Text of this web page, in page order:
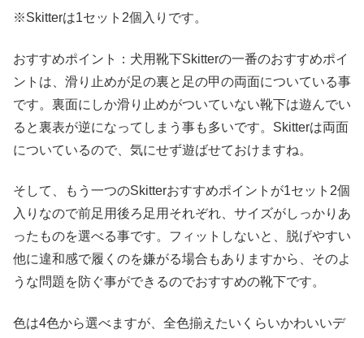
※Skitterは1セット2個入りです。
おすすめポイント：犬用靴下Skitterの一番のおすすめポイ
ントは、滑り止めが足の裏と足の甲の両面についている事
です。裏面にしか滑り止めがついていない靴下は遊んでい
ると裏表が逆になってしまう事も多いです。Skitterは両面
についているので、気にせず遊ばせておけますね。
そして、もう一つのSkitterおすすめポイントが1セット2個
入りなので前足用後ろ足用それぞれ、サイズがしっかりあ
ったものを選べる事です。フィットしないと、脱げやすい
他に違和感で履くのを嫌がる場合もありますから、そのよ
うな問題を防ぐ事ができるのでおすすめの靴下です。
色は4色から選べますが、全色揃えたいくらいかわいいデ